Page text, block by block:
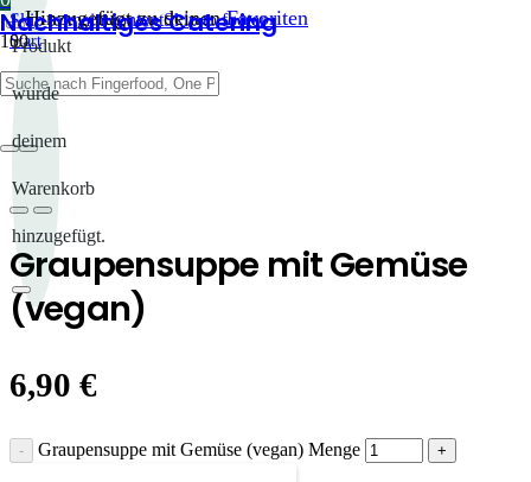
Skip to main contentSkip to footer
Nachhaltiges Catering
Produkt
wurde
deinem
Warenkorb
hinzugefügt.
Start
One-Pot
/
/
Graupensuppe mit Gemüse
(vegan)
6,90 €
Graupensuppe mit Gemüse (vegan) Menge
Hinzugefügt zu deinenFavoriten